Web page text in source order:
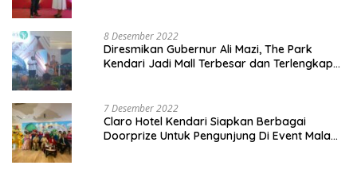
8 Desember 2022
Diresmikan Gubernur Ali Mazi, The Park
Kendari Jadi Mall Terbesar dan Terlengkap
7 Desember 2022
Claro Hotel Kendari Siapkan Berbagai
Doorprize Untuk Pengunjung Di Event Malam